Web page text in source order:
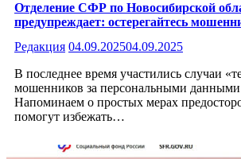
Отделение СФР по Новосибирской
предупреждает: остерегайтесь
Редакция 04.09.202504.09.2025
В последнее время участились случаи
мошенников за персональными данными
Напоминаем о простых мерах
помогут избежать…